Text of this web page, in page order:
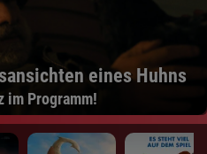
eines Huhns
im Programm!